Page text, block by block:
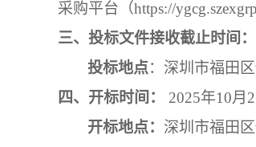
采购平台（https://
三、投标文件接收截止时间：
投标地点： 深圳市福田
四、 开标时间： 2025年10月
开标地点： 深圳市福田